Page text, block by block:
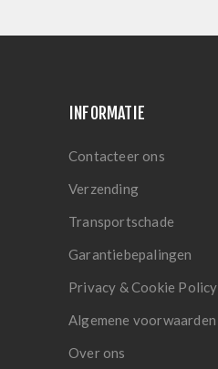
INFORMATIE
Contacteer ons
Verzending
Transportschade
Garantiebepalingen
Privacy & Cookie Policy
Algemene voorwaarden
Over ons